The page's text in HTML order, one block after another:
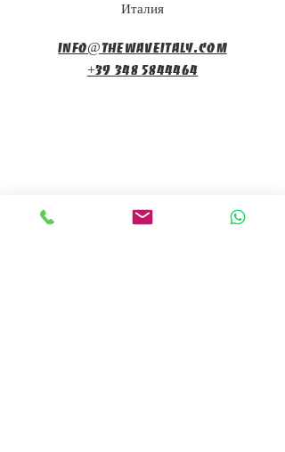
Италия
info@thewaveitaly.com
+39 348 5844464